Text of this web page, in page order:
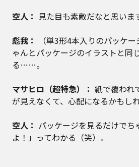
空人： 見た目も素敵だなと思いま
彪我：
（単3形4本入りのパッケ
ゃんとパッケージのイラストと同
る……。
マサヒロ（超特急）： 紙で覆われ
が見えなくて、心配になるかもし
空人： パッケージを見るだけでち
よ！」ってわかる（笑）。